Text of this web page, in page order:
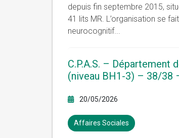
depuis fin septembre 2015,
41 lits MR. L’organisation se
neurocognitif...
C.P.A.S. –
(niveau BH1-3) – 38/38
20/05/2026
Affaires Sociales